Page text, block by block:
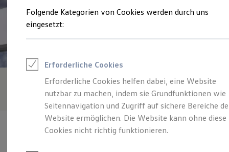
Gewerbliche Personenbeförderung
Service & mobile Werkstätten
Kühlfahrzeuge
ONE Business ID Vorteile
Fahrzeugsuche & Marktplatz
Fahrzeugsuche
Fahrzeuge online kaufen
Digitaler Marktplatz
Kauf & Finanzierung
Online-Fahrzeugbewertung
Aktionen & Angebote
Folgende Kategorien von Cookies werden durch uns
eingesetzt:
Erforderliche Cookies
Erforderliche Cookies helfen dabei, eine Website
nutzbar zu machen, indem sie Grundfunktionen wie
Seitennavigation und Zugriff auf sichere Bereiche
Website ermöglichen. Die Website kann ohne diese
Cookies nicht richtig funktionieren.